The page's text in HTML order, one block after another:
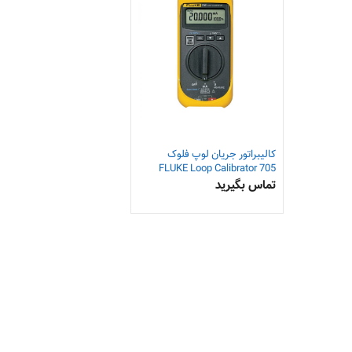
کالیبراتور جریان لوپ فلوک
FLUKE Loop Calibrator 705
تماس بگیرید